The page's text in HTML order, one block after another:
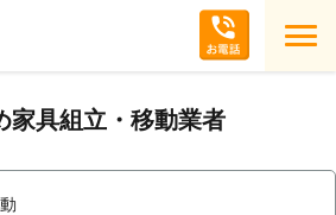
家具組立・移動業者